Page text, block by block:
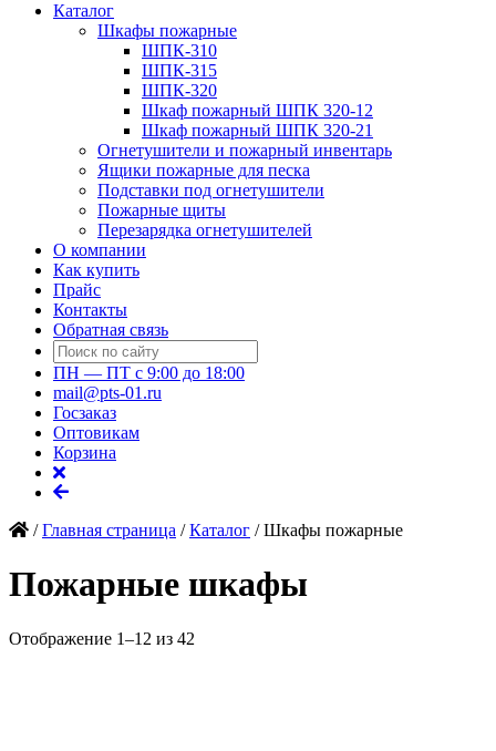
Каталог
Шкафы пожарные
ШПК-310
ШПК-315
ШПК-320
Шкаф пожарный ШПК 320-12
Шкаф пожарный ШПК 320-21
Огнетушители и пожарный инвентарь
Ящики пожарные для песка
Подставки под огнетушители
Пожарные щиты
Перезарядка огнетушителей
О компании
Как купить
Прайс
Контакты
Обратная связь
ПН — ПТ с 9:00 до 18:00
mail@pts-01.ru
Госзаказ
Оптовикам
Корзина
/Главная страница /Каталог /Шкафы пожарные
Пожарные шкафы
Отображение 1–12 из 42